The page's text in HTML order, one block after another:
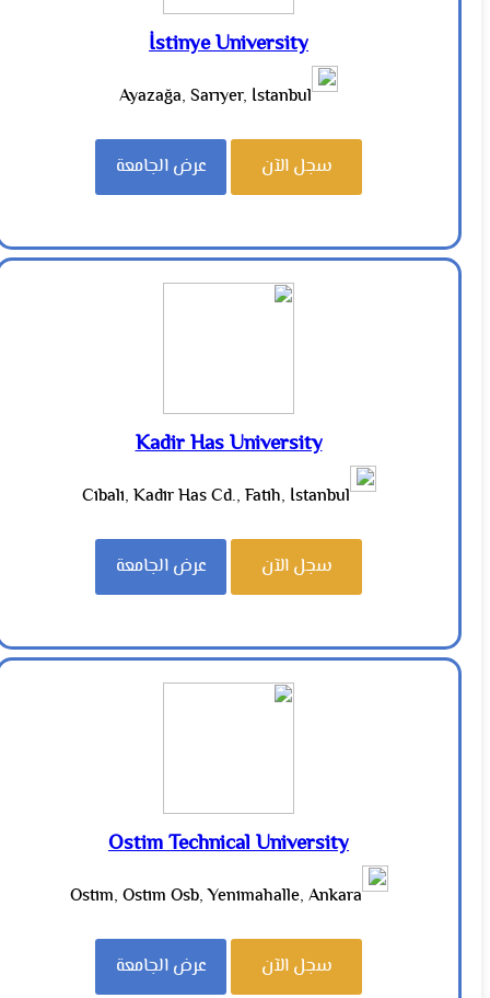
İstinye University
Ayazağa, Sarıyer, İstanbul
سجل الآن عرض الجامعة
Kadir Has University
Cibali, Kadir Has Cd., Fatih, İstanbul
سجل الآن عرض الجامعة
Ostim Technical University
Ostim, Ostim Osb, Yenimahalle, Ankara
سجل الآن عرض الجامعة